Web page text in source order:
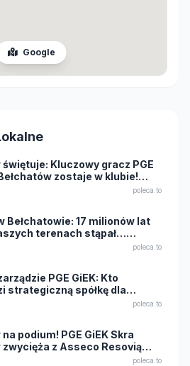
Google
świętuje: Kluczowy gracz PGE
zostaje w klubie!
przed kolejnym
poleca.to
Bełchatowie: 17 milionów lat
terenach stąpał…
poleca.to
PGE GiEK: Kto
strategiczną spółkę dla
poleca.to
podium! PGE GiEK Skra
zwycięża z Asseco Resovią
poleca.to